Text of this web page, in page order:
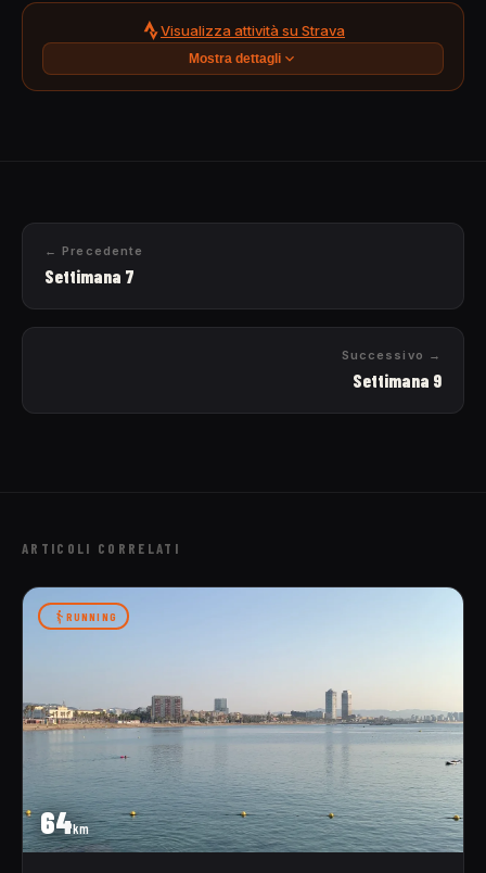
Visualizza attività su Strava
Mostra dettagli
← Precedente
Settimana 7
Successivo →
Settimana 9
ARTICOLI CORRELATI
64km
RUNNING